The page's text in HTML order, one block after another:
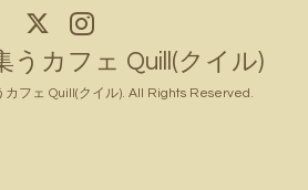
うカフェ Quill(クイル)
カフェ Quill(クイル). All Rights Reserved.